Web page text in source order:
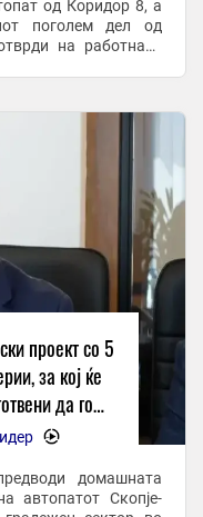
од Коридор 8, а
поголем дел од
на работната
проект со 5
за кој ќе
да го
-
домашната
автопатот Скопје-